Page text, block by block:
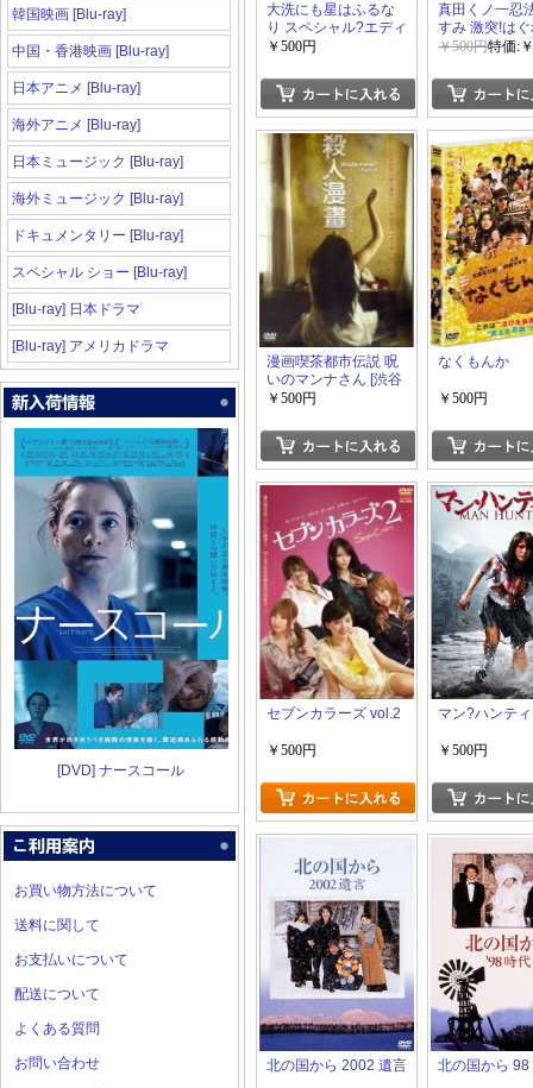
韓国映画 [Blu-ray]
中国・香港映画 [Blu-ray]
日本アニメ [Blu-ray]
海外アニメ [Blu-ray]
日本ミュージック [Blu-ray]
海外ミュージック [Blu-ray]
ドキュメンタリー [Blu-ray]
スペシャル ショー [Blu-ray]
[Blu-ray] 日本ドラマ
[Blu-ray] アメリカドラマ
[DVD] ナースコール
お買い物方法について
送料に関して
お支払いについて
配送について
よくある質問
お問い合わせ
大洗にも星はふるな
り スペシャル?エディ
ション
￥500円
真田くノ一忍
すみ 激突!は
軍団!!
￥500円特価:
漫画喫茶都市伝説 呪
いのマンナさん [渋谷
援交編]
￥500円
なくもんか
￥500円
セブンカラーズ vol.2
￥500円
マン?ハンテ
￥500円
北の国から 2002 遺言 北の国から 98